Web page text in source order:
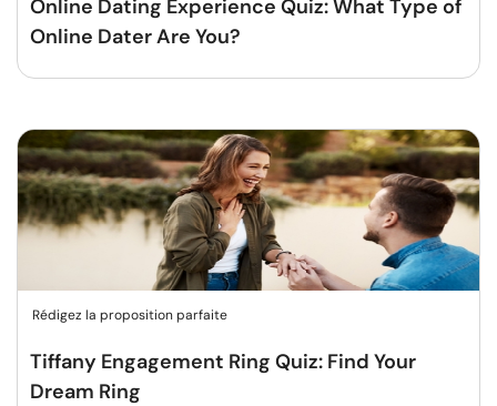
Online Dating Experience Quiz: What Type of
Online Dater Are You?
Rédigez la proposition parfaite
Tiffany Engagement Ring Quiz: Find Your
Dream Ring